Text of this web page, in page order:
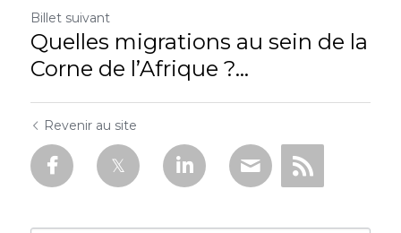
Billet suivant
Quelles migrations au sein de la
Corne de l’Afrique ?...
Revenir au site